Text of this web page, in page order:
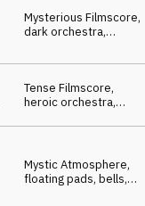
Mysterious Filmscore,
dark orchestra,
Tense Filmscore,
heroic orchestra,
atmosphere
Mystic Atmosphere,
floating pads, bells,